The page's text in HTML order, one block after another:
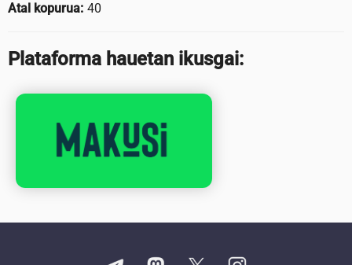
Atal kopurua: 40
Plataforma hauetan ikusgai: